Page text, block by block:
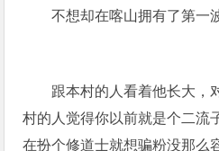
不想却在喀山拥有了第一
跟本村的人看着他长大，
村的人觉得你以前就是个二流
在扮个修道士就想骗粉没那么